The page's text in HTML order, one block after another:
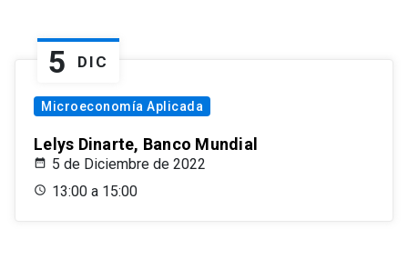
5 DIC
Microeconomía Aplicada
Lelys Dinarte, Banco Mundial
5 de Diciembre de 2022
13:00 a 15:00